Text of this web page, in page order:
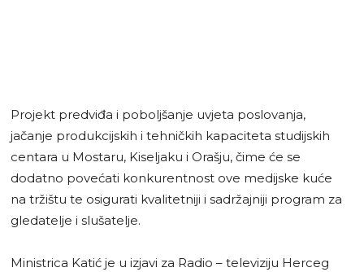
Projekt predviđa i poboljšanje uvjeta poslovanja,
jačanje produkcijskih i tehničkih kapaciteta studijskih
centara u Mostaru, Kiseljaku i Orašju, čime će se
dodatno povećati konkurentnost ove medijske kuće
na tržištu te osigurati kvalitetniji i sadržajniji program za
gledatelje i slušatelje.
Ministrica Katić je u izjavi za Radio – televiziju Herceg